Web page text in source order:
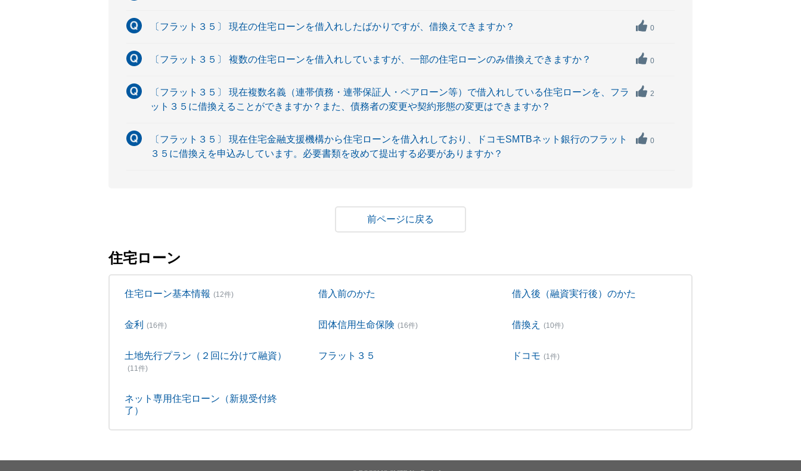
〔フラット３５〕 現在の住宅ローンを借入れしたばかりですが、借換えできますか？ 0
〔フラット３５〕 複数の住宅ローンを借入れしていますが、一部の住宅ローンのみ借換えできますか？ 0
〔フラット３５〕 現在複数名義（連帯債務・連帯保証人・ペアローン等）で借入れしている住宅ローンを、フラ
ット３５に借換えることができますか？また、債務者の変更や契約形態の変更はできますか？
2
〔フラット３５〕 現在住宅金融支援機構から住宅ローンを借入れしており、ドコモSMTBネット銀行のフラット
３５に借換えを申込みしています。必要書類を改めて提出する必要がありますか？
0
戻る
住宅ローン
住宅ローン基本情報 (12件) 借入前のかた 借入後（融資実行後）のかた
金利 (16件) 団体信用生命保険 (16件) 借換え (10件)
土地先行プラン（２回に分けて融資）
(11件)
フラット３５ ドコモ (1件)
ネット専用住宅ローン（新規受付終
了）